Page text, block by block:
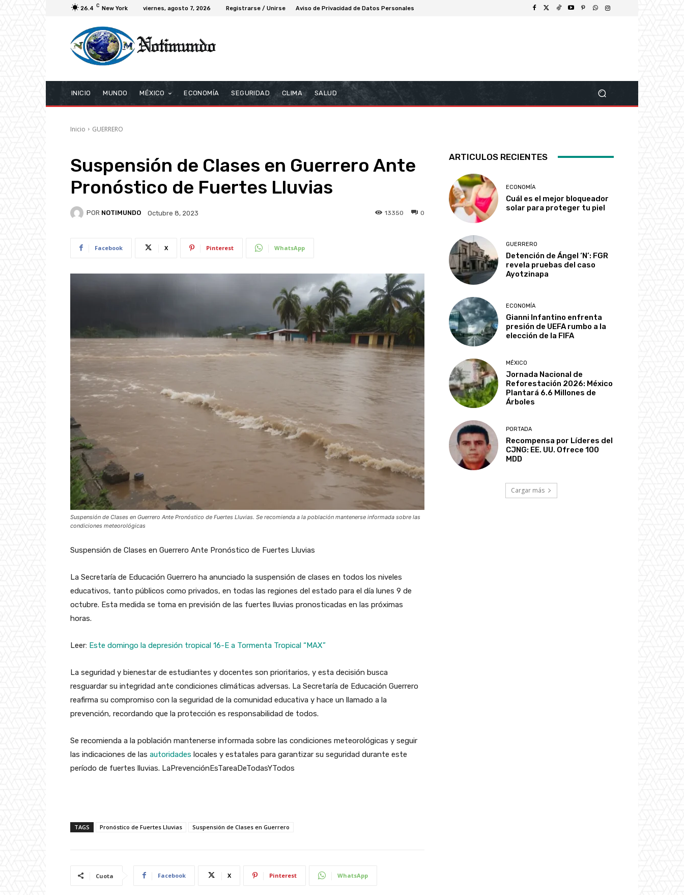
26.4 C New York viernes, agosto 7, 2026 Registrarse / Unirse Aviso de Privacidad de Datos Personales
INICIO MUNDO MÉXICO ECONOMÍA SEGURIDAD CLIMA SALUD
Inicio GUERRERO
Suspensión de Clases en Guerrero Ante
Pronóstico de Fuertes Lluvias
POR NOTIMUNDO Octubre 8, 2023 0
13350
Facebook X Pinterest WhatsApp
Suspensión de Clases en Guerrero Ante Pronóstico de Fuertes Lluvias. Se recomienda a la población mantenerse informada sobre las
condiciones meteorológicas
Suspensión de Clases en Guerrero Ante Pronóstico de Fuertes Lluvias
La Secretaría de Educación Guerrero ha anunciado la suspensión de clases en todos los niveles
educativos, tanto públicos como privados, en todas las regiones del estado para el día lunes 9 de
octubre. Esta medida se toma en previsión de las fuertes lluvias pronosticadas en las próximas
horas.
Leer: Este domingo la depresión tropical 16-E a Tormenta Tropical “MAX”
La seguridad y bienestar de estudiantes y docentes son prioritarios, y esta decisión busca
resguardar su integridad ante condiciones climáticas adversas. La Secretaría de Educación Guerrero
reafirma su compromiso con la seguridad de la comunidad educativa y hace un llamado a la
prevención, recordando que la protección es responsabilidad de todos.
Se recomienda a la población mantenerse informada sobre las condiciones meteorológicas y seguir
las indicaciones de las autoridades locales y estatales para garantizar su seguridad durante este
período de fuertes lluvias. LaPrevenciónEsTareaDeTodasYTodos
TAGS Pronóstico de Fuertes Lluvias Suspensión de Clases en Guerrero
Cuota Facebook X Pinterest WhatsApp
ARTICULOS RECIENTES
ECONOMÍA
Cuál es el mejor bloqueador
solar para proteger tu piel
GUERRERO
Detención de Ángel ‘N’: FGR
revela pruebas del caso
Ayotzinapa
ECONOMÍA
Gianni Infantino enfrenta
presión de UEFA rumbo a la
elección de la FIFA
MÉXICO
Jornada Nacional de
Reforestación 2026: México
Plantará 6.6 Millones de
Árboles
PORTADA
Recompensa por Líderes del
CJNG: EE. UU. Ofrece 100
MDD
Cargar más